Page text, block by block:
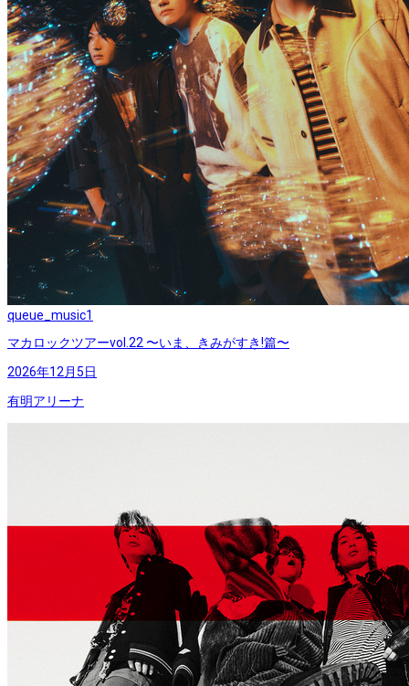
queue_music1
マカロックツアーvol.22 〜いま、きみがすき!篇〜
2026年12月5日
有明アリーナ